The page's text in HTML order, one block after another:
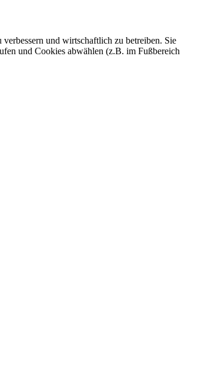
und wirtschaftlich zu betreiben. Sie
und Cookies abwählen (z.B. im Fußbereich